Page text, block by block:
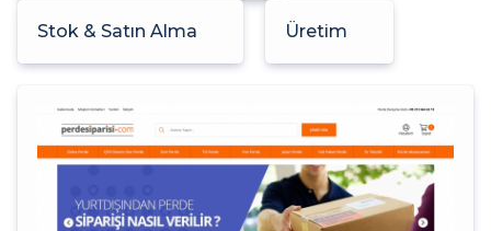
Stok & Satın Alma Üretim